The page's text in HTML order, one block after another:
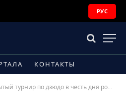
РУС
КОНТАКТЫ
турнир по дзюдо в честь дня рождения города Атырау